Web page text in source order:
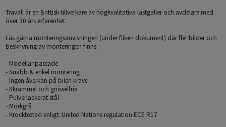
Travall är en Brittisk tillverkare av högkvalitativa lastgaller och avdelare med
över 30 års erfarenhet.
Läs gärna monteringsanvisningen (under fliken dokument) där fler bilder och
beskrivning av monteringen finns.
- Modellanpassade
- Snabb & enkel montering
- Ingen åverkan på bilen krävs
- Skrammel och gnisselfria
- Pulverlackerat stål
- Mörkgrå
- Krocktestad enligt: United Nations regulation ECE R17